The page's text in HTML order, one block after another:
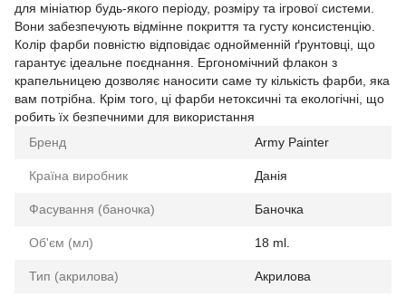
для мініатюр будь-якого періоду, розміру та ігрової системи.
Вони забезпечують відмінне покриття та густу консистенцію.
Колір фарби повністю відповідає однойменній ґрунтовці, що
гарантує ідеальне поєднання. Ергономічний флакон з
крапельницею дозволяє наносити саме ту кількість фарби, яка
вам потрібна. Крім того, ці фарби нетоксичні та екологічні, що
робить їх безпечними для використання
Бренд
Army Painter
Країна виробник Данія
Фасування (баночка) Баночка
Об'єм (мл) 18 ml.
Тип (акрилова) Акрилова